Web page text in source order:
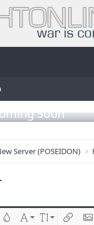
Soon
Server (POSEIDON)